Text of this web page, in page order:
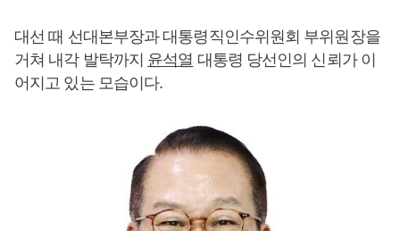
대선 때 선대본부장과 대통령직인수위원회 부위원장을
거쳐 내각 발탁까지 윤석열 대통령 당선인의 신뢰가 이
어지고 있는 모습이다.